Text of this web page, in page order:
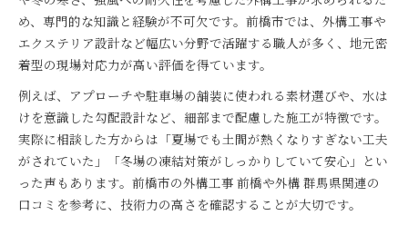
め、専門的な知識と経験が不可欠です。前橋市では、外構工事や
エクステリア設計など幅広い分野で活躍する職人が多く、地元密
着型の現場対応力が高い評価を得ています。
例えば、アプローチや駐車場の舗装に使われる素材選びや、水は
けを意識した勾配設計など、細部まで配慮した施工が特徴です。
実際に相談した方からは「夏場でも土間が熱くなりすぎない工夫
がされていた」「冬場の凍結対策がしっかりしていて安心」とい
った声もあります。前橋市の外構工事 前橋や外構 群馬県関連の
口コミを参考に、技術力の高さを確認することが大切です。